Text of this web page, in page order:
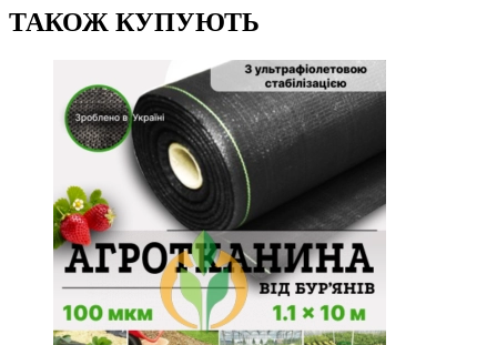
ТАКОЖ КУПУЮТЬ